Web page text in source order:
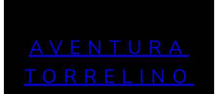
AVENTURA
TORRELINO